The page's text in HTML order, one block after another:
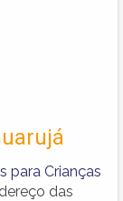
para Crianças
das